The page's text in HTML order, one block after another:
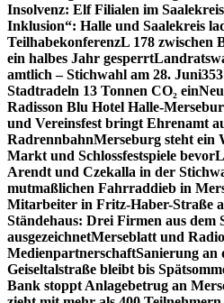
Insolvenz: Elf Filialen im
Inklusion“: Halle und Saalekreis
TeilhabekonferenzL 178 zwischen
ein halbes Jahr gesperrt
amtlich – Stichwahl am 28. Juni
Stadtradeln 13 Tonnen CO₂ ein
Radisson Blu Hotel Halle-
und Vereinsfest bringt Ehrenamt
RadrennbahnMerseburg steht ein
Markt und Schlossfestspiele bevor
Arendt und Czekalla in der
mutmaßlichen Fahrraddieb in
Mitarbeiter in Fritz-Haber-Straße
Ständehaus: Drei Firmen aus dem
ausgezeichnetMerseblatt und
MedienpartnerschaftSanierung an
Geiseltalstraße bleibt bis
Bank stoppt Anlagebetrug an